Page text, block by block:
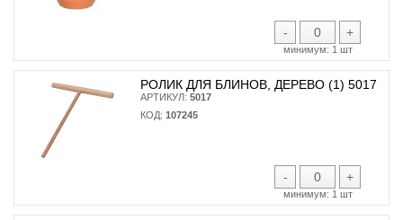
- +
минимум: 1 шт
РОЛИК ДЛЯ БЛИНОВ, ДЕРЕВО (1) 5017
АРТИКУЛ: 5017
КОД: 107245
- +
минимум: 1 шт